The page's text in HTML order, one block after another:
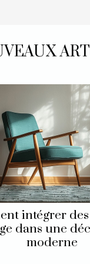
intégrer
dans une
moderne